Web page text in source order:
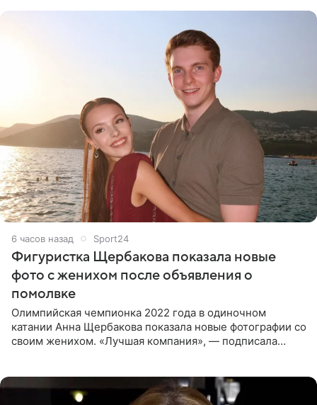
6 часов назад Sport24
Фигуристка Щербакова показала новые
фото с женихом после объявления о
помолвке
Олимпийская чемпионка 2022 года в одиночном
катании Анна Щербакова показала новые фотографии со
своим женихом. «Лучшая компания», — подписала